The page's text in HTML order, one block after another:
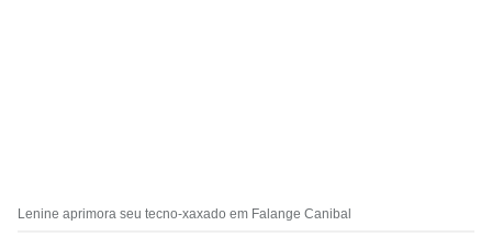
Lenine aprimora seu tecno-xaxado em Falange Canibal